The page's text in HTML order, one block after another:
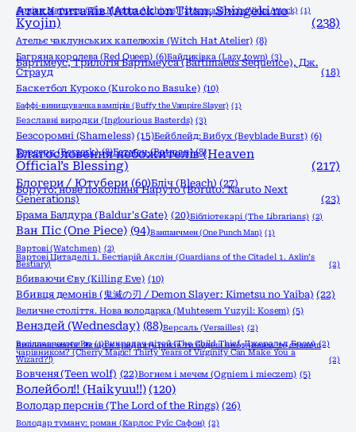
Архіви Маґнуса (The Magnus Archives) (2)Атака вірусів (Virus Attack) (1)
Атака титанів (Attack on Titan, Shingeki no
Kyojin)
(238)
Ательє чаклунських капелюхів (Witch Hat Atelier) (8)
Багряна королева (Red Queen) (6)Байдиківка (Lazy town) (3)
Бартімеус, Трилогія Бартімеуса (Bartimaeus Sequence), Дж.
Страуд
(18)
Баскетбол Куроко (Kuroko no Basuke) (10)
Баффі-винищувачка вампірів (Buffy the Vampire Slayer) (1)
Безславні виродки (Inglourious Basterds) (3)
Безсоромні (Shameless) (15)Бейблейд: Вибух (Beyblade Burst) (6)
Берсерк (Berserk) (8)Бетмен (Batman) (8)
Благословення небожителів (Heaven
Official’s Blessing)
(217)
Блогери / Ютубери (60)Бліч (Bleach) (27)
Боруто: нове покоління Наруто (Boruto: Naruto Next
Generations)
(23)
Брама Балдура (Baldur's Gate) (20)Бібліотекарі (The Librarians) (2)
Ван Піс (One Piece) (94)Ванпанчмен (One Punch Man) (1)
Вартові (Watchmen) (2)
Вартові Цитаделі 1. Бестіарій Акслін (Guardians of the Citadel 1. Axlin’s
Bestiary)
(2)
Вбиваючи Єву (Killing Eve) (10)
Вбивця демонів (鬼滅の刃 / Demon Slayer: Kimetsu no Yaiba) (22)
Величне століття. Нова володарка (Muhtesem Yuzyil: Kosem) (5)
Венздей (Wednesday) (88)Версаль (Versailles) (2)
Весілля вченого Рю (1)Викрадач дітей (The Child Thief, Джеральд Бром) (2)
Вишнева магія! Якщо в тридцять років ти будеш цнотливим, то станеш
чарівником? (Cherry Magic! Thirty Years of Virginity Can Make You a
Wizard?!)
(2)
Вовченя (Teen wolf) (22)Вогнем і мечем (Ogniem i mieczem) (5)
Волейбол!! (Haikyuu!!) (120)
Володар перснів (The Lord of the Rings) (26)
Володар туману: роман (Карлос Руїс Сафон) (2)